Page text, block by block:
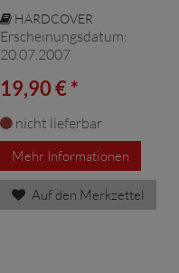
HARDCOVER
Erscheinungsdatum:
20.07.2007
19,90 € *
nicht lieferbar
Mehr Informationen
Auf den Merkzettel